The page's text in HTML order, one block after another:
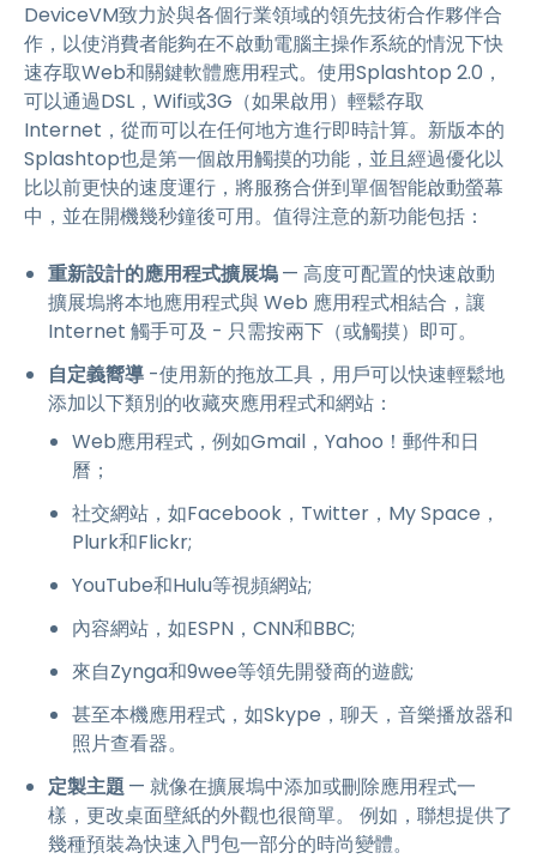
DeviceVM致力於與各個行業領域的領先技術合作夥伴合
作，以使消費者能夠在不啟動電腦主操作系統的情況下快
速存取Web和關鍵軟體應用程式。使用Splashtop 2.0，
可以通過DSL，Wifi或3G（如果啟用）輕鬆存取
Internet，從而可以在任何地方進行即時計算。新版本的
Splashtop也是第一個啟用觸摸的功能，並且經過優化以
比以前更快的速度運行，將服務合併到單個智能啟動螢幕
中，並在開機幾秒鐘後可用。值得注意的新功能包括：
重新設計的應用程式擴展塢— 高度可配置的快速啟動
擴展塢將本地應用程式與 Web 應用程式相結合，讓
Internet 觸手可及 - 只需按兩下（或觸摸）即可。
自定義嚮導 -使用新的拖放工具，用戶可以快速輕鬆地
添加以下類別的收藏夾應用程式和網站：
Web應用程式，例如Gmail，Yahoo！郵件和日
曆；
社交網站，如Facebook，Twitter，My Space，
Plurk和Flickr;
YouTube和Hulu等視頻網站;
內容網站，如ESPN，CNN和BBC;
來自Zynga和9wee等領先開發商的遊戲;
甚至本機應用程式，如Skype，聊天，音樂播放器和
照片查看器。
定製主題— 就像在擴展塢中添加或刪除應用程式一
樣，更改桌面壁紙的外觀也很簡單。 例如，聯想提供了
幾種預裝為快速入門包一部分的時尚變體。